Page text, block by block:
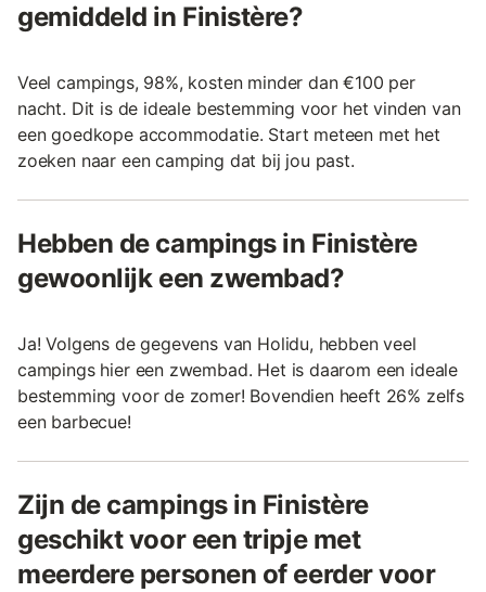
gemiddeld in Finistère?
Veel campings, 98%, kosten minder dan €100 per
nacht. Dit is de ideale bestemming voor het vinden van
een goedkope accommodatie. Start meteen met het
zoeken naar een camping dat bij jou past.
Hebben de campings in Finistère
gewoonlijk een zwembad?
Ja! Volgens de gegevens van Holidu, hebben veel
campings hier een zwembad. Het is daarom een ideale
bestemming voor de zomer! Bovendien heeft 26% zelfs
een barbecue!
Zijn de campings in Finistère
geschikt voor een tripje met
meerdere personen of eerder voor